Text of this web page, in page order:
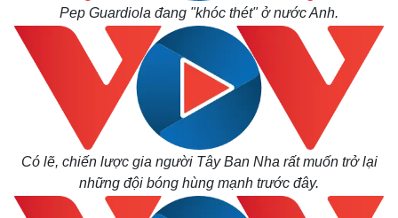
Pep Guardiola đang "khóc thét" ở nước Anh.
Có lẽ, chiến lược gia người Tây Ban Nha rất muốn trở lại
những đội bóng hùng mạnh trước đây.